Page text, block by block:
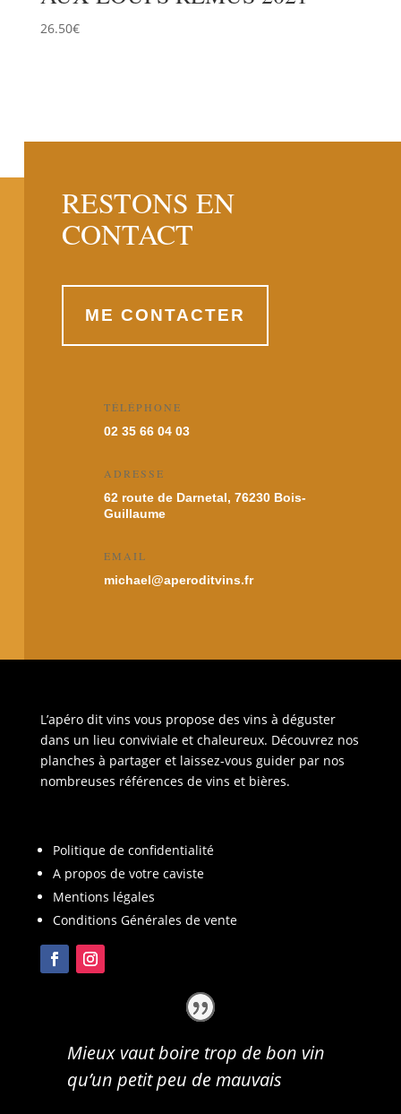
26.50€
RESTONS EN
CONTACT
ME CONTACTER
TÉLÉPHONE
02 35 66 04 03
ADRESSE
62 route de Darnetal, 76230 Bois-
Guillaume
EMAIL
michael@aperoditvins.fr
L’apéro dit vins vous propose des vins à déguster
dans un lieu conviviale et chaleureux. Découvrez nos
planches à partager et laissez-vous guider par nos
nombreuses références de vins et bières.
Politique de confidentialité
A propos de votre caviste
Mentions légales
Conditions Générales de vente
Mieux vaut boire trop de bon vin
qu’un petit peu de mauvais